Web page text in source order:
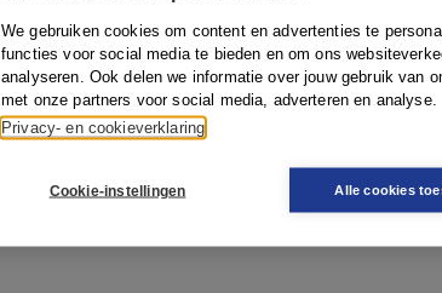
We gebruiken cookies om content en advertenties te
functies voor social media te bieden en om ons
analyseren. Ook delen we informatie over jouw gebruik van
met onze partners voor social media, adverteren en analyse.
Privacy- en cookieverklaring
Cookie-instellingen Alle cookies
Naar de